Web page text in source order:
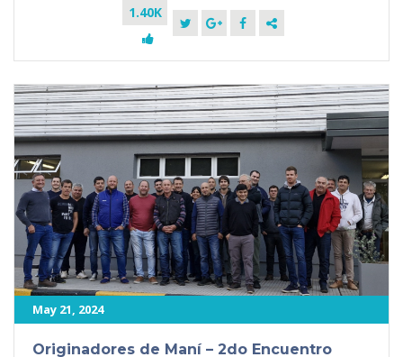
1.40K
May 21, 2024
Originadores de Maní – 2do Encuentro